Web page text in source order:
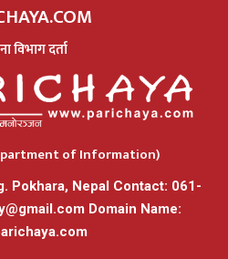
विभाग दर्ता
of Information)
Pokhara, Nepal Contact: 061-
Domain Name: